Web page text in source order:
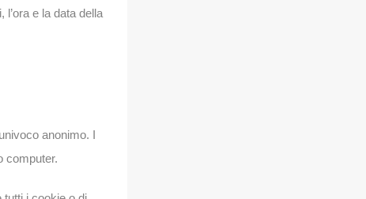
e la data della
anonimo. I
computer.